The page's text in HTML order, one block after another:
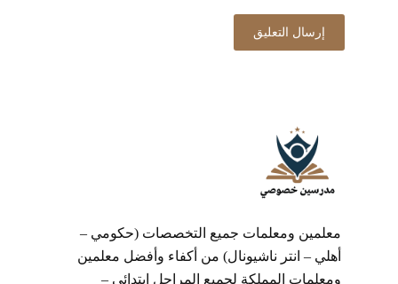
معلمين ومعلمات جميع التخصصات (حكومي –
أهلي – انتر ناشيونال) من أكفاء وأفضل معلمين
ومعلمات المملكة لجميع المراحل ابتدائي –